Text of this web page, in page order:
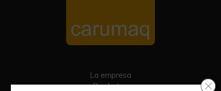
La empresa
Productos